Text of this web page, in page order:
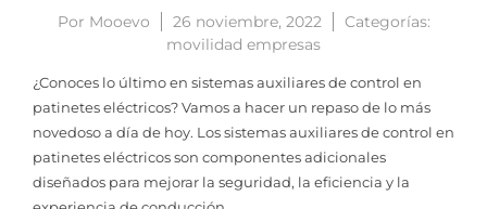
Por Mooevo 26 noviembre, 2022
Categorías:
movilidad empresas
¿Conoces lo último en sistemas auxiliares de control en
patinetes eléctricos? Vamos a hacer un repaso de lo más
novedoso a día de hoy. Los sistemas auxiliares de control en
patinetes eléctricos son componentes adicionales
diseñados para mejorar la seguridad, la eficiencia y la